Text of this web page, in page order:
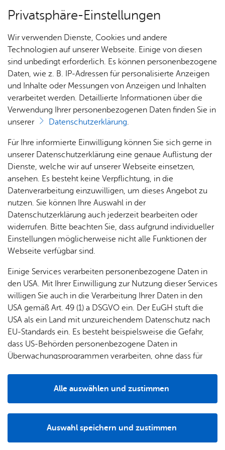
Über­sicht Bür­ger & Stadt
Rat­
haus &
Bür­
ger­
ser­vice
Rat­
häu­ser
& Orts­
ver­
wal­
Ämter
A–Z
Diens
t­leis­
tun­gen
A–Z
For­
Nach­
rich­
ten,
Vi­de­os
& Bil­
der
Me­di­
en­in­
for­ma­
tio­nen
fent­li­
che
Be­
kannt­
ma­
chun­
& TV
Pres­se
Jobs
Stel­
len­an­
ge­bo­te
Aus­bil­
dung &
Stu­di­
um
Bil­
dung
& Be­
treu­
ung
Potz­
be­
treu­
ung
Schu­
len
Bauen
& Um­
welt
Geo­
da­ten
& 3D-
Stadt­
Bau­
stel­len
& Um­
lei­tun­
Um­
welt &
Kli­ma­
Sa­nie­
ren &
bi­li­en
Stadt­
Ge­
sund­
heit &
kum
Ärzte &
Apo­
Fa­mi­lie
& Kin­
der
Se­nio­
ren
Woh­
nen
re­frei
Pfle­ge
& Un­
ter­stüt­
zung
Stadt­ge­schich­te
Vor­le­sen
Stadt­chro­nik
In der Friedrichshafener Stadtchronik werden die
vielfältigen historischen Geschehnisse in griffiger
Form zusammengeführt. Kennen Sie ein
bedeutendes historisches Ereignis, das nicht in
der Chronik aufgeführt ist? Dann nutzen Sie das
Formular für einen neuen Eintrag.
30. Juni 1816 - An­stel­lung des ers­ten evan­ge­li­
Ka­te­go­rie:Bil­dung
Schul­we­sen
Kirch­platz.
Schlag­wort:Schul­we­sen
Privatsphäre-Einstellungen
Wir verwenden Dienste, Cookies und andere
Technologien auf unserer Webseite. Einige von diesen
sind unbedingt erforderlich. Es können personenbezogene
Daten, wie z. B. IP-Adressen für personalisierte Anzeigen
und Inhalte oder Messungen von Anzeigen und Inhalten
verarbeitet werden. Detaillierte Informationen über die
Verwendung Ihrer personenbezogenen Daten finden Sie in
unserer
Datenschutzerklärung.
Für Ihre informierte Einwilligung können Sie sich gerne in
unserer Datenschutzerklärung eine genaue Auflistung der
Dienste, welche wir auf unserer Webseite einsetzen,
ansehen. Es besteht keine Verpflichtung, in die
Datenverarbeitung einzuwilligen, um dieses Angebot zu
nutzen. Sie können Ihre Auswahl in der
Datenschutzerklärung auch jederzeit bearbeiten oder
widerrufen. Bitte beachten Sie, dass aufgrund individueller
Einstellungen möglicherweise nicht alle Funktionen der
Webseite verfügbar sind.
Einige Services verarbeiten personenbezogene Daten in
den USA. Mit Ihrer Einwilligung zur Nutzung dieser Services
willigen Sie auch in die Verarbeitung Ihrer Daten in den
USA gemäß Art. 49 (1) a DSGVO ein. Der EuGH stuft die
USA als ein Land mit unzureichendem Datenschutz nach
EU-Standards ein. Es besteht beispielsweise die Gefahr,
dass US-Behörden personenbezogene Daten in
Überwachungsprogrammen verarbeiten, ohne dass für
Auswahl speichern und zustimmen
Alle auswählen und zustimmen